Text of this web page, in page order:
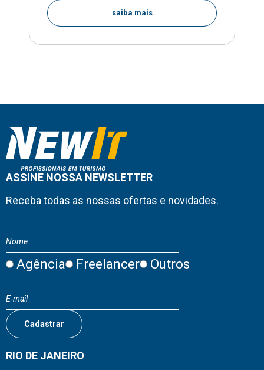
saiba mais
ASSINE NOSSA NEWSLETTER
Receba todas as nossas ofertas e novidades.
Agência Freelancer Outros
RIO DE JANEIRO